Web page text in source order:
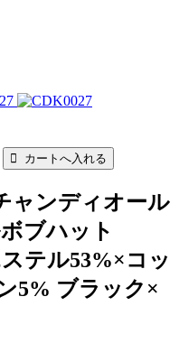
ャンディオール
ブハット
テル53%×コッ
5% ブラック×